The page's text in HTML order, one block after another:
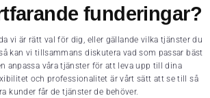
funderingar?
vi är rätt val för dig, eller gällande vilka tjänster du
kan vi tillsammans diskutera vad som passar bäst
anpassa våra tjänster för att leva upp till dina
och professionalitet är vårt sätt att se till så
kunder får de tjänster de behöver.